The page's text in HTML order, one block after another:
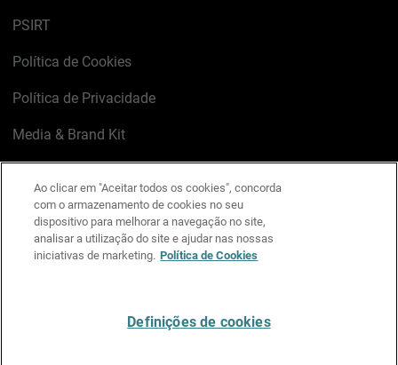
PSIRT
Política de Cookies
Política de Privacidade
Media & Brand Kit
LinkedIn
X FacebookInstagram
YouTube
Ao clicar em "Aceitar todos os cookies", concorda
com o armazenamento de cookies no seu
dispositivo para melhorar a navegação no site,
analisar a utilização do site e ajudar nas nossas
iniciativas de marketing. Política de Cookies
Definições de cookies